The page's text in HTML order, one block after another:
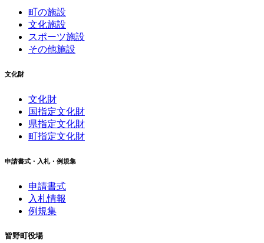
町の施設
文化施設
スポーツ施設
その他施設
文化財
文化財
国指定文化財
県指定文化財
町指定文化財
申請書式・入札・例規集
申請書式
入札情報
例規集
皆野町役場